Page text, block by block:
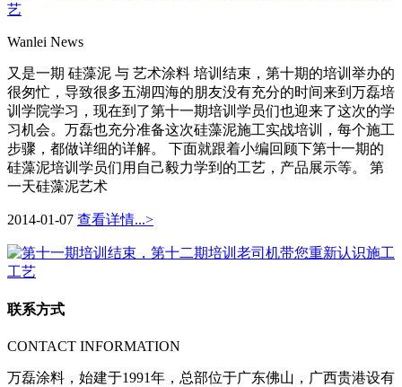
艺
Wanlei News
又是一期 硅藻泥 与 艺术涂料 培训结束，第十期的培训举办的
很匆忙，导致很多五湖四海的朋友没有充分的时间来到万磊培
训学院学习，现在到了第十一期培训学员们也迎来了这次的学
习机会。万磊也充分准备这次硅藻泥施工实战培训，每个施工
步骤，都做详细的详解。 下面就跟着小编回顾下第十一期的
硅藻泥培训学员们用自己毅力学到的工艺，产品展示等。 第
一天硅藻泥艺术
2014-01-07 查看详情...>
联系方式
CONTACT INFORMATION
万磊涂料，始建于1991年，总部位于广东佛山，广西贵港设有